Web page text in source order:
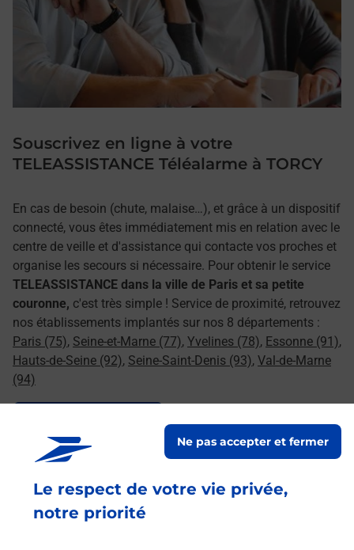
Le respect de votre vie privée,
notre priorité
Ne pas accepter et fermer
Souscrivez en ligne à votre
TELEASSISTANCE Téléalarme à TORCY
En cas de besoin (chute, malaise…), et grâce à un dispositif
connecté, vous êtes immédiatement mis en relation avec le
centre de veille et d'assistance qui contacte vos proches et
organise les secours si nécessaire. Pour obtenir le service
TELEASSISTANCE dans la ville de Paris et sa petite
couronne, c'est très simple ! Service de proximité, retrouvez
nos établissements implantés sur nos 8 départements :
Paris (75), Seine-et-Marne (77), Yvelines (78), Essonne (91),
Hauts-de-Seine (92), Seine-Saint-Denis (93), Val-de-Marne
(94)
Services